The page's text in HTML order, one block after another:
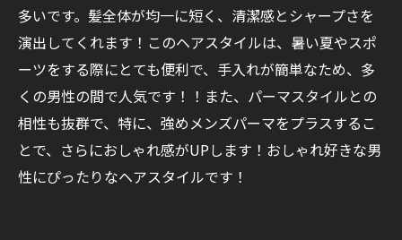
多いです。髪全体が均一に短く、清潔感とシャープさを
演出してくれます！このヘアスタイルは、暑い夏やスポ
ーツをする際にとても便利で、手入れが簡単なため、多
くの男性の間で人気です！！また、パーマスタイルとの
相性も抜群で、特に、強めメンズパーマをプラスするこ
とで、さらにおしゃれ感がUPします！おしゃれ好きな男
性にぴったりなヘアスタイルです！